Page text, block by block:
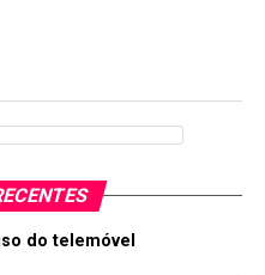
do telemóvel